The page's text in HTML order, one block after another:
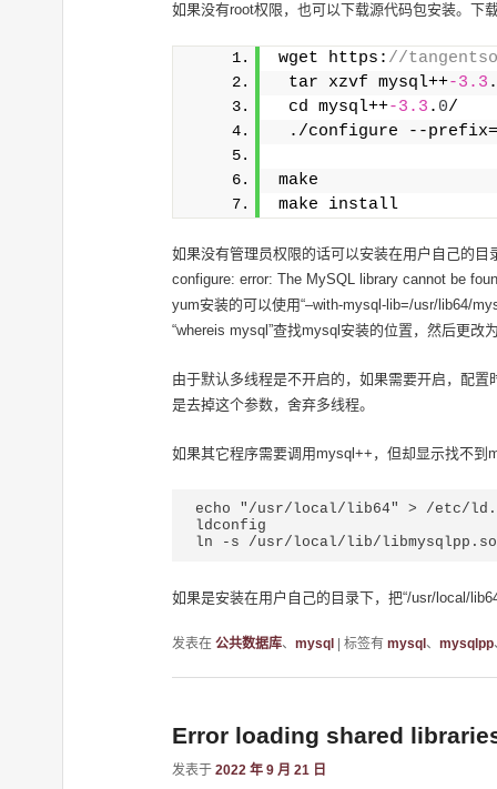
如果没有root权限，也可以下载源代码包安装。下
wget https: //
tar xzvf mysql++-3.3 .
cd mysql++-3.3 . 0/
./configure --
make
make install
如果没有管理员权限的话可以安装在用户自己的目
configure: error: The MySQL library cannot be
yum安装的可以使用“–with-mysql-lib=/usr/lib64/
“whereis mysql”查找mysql安装的位置，然后更改
由于默认多线程是不开启的，如果需要开启，配
是去掉这个参数，舍弃多线程。
如果其它程序需要调用mysql++，但却显示找不到
echo "/usr/local/lib64" > /etc/
ldconfig
ln -s /usr/local/lib/
如果是安装在用户自己的目录下，把“/usr/local/
发表在 公共数据库、 mysql 标签有 mysql 、 mysqlpp
Error loading shared
发表于 2022 年 9 月 21 日